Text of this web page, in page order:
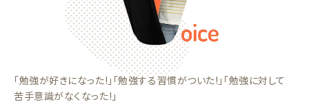
「勉強が好きになった!」「勉強する習慣がついた!」「勉強に対して
苦手意識がなくなった!」